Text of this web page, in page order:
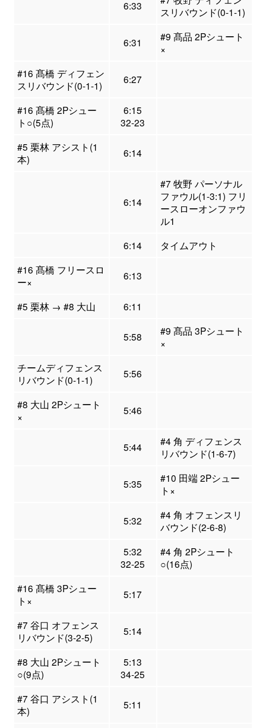
6:33
スリバウンド(0-1-1)
6:31
#9 髙品 2Pシュート
×
#16 髙橋 ディフェン
スリバウンド(0-1-1)
6:27
#16 髙橋 2Pシュー
ト○(5点)
6:15
32-23
#5 栗林 アシスト(1
本)
6:14
6:14
#7 牧野 パーソナル
ファウル(1-3:1) フリ
ースローオンファウ
ル1
6:14
タイムアウト
#16 髙橋 フリースロ
ー×
6:13
#5 栗林 → #8 大山 6:11
5:58
#9 髙品 3Pシュート
×
チームディフェンス
リバウンド(0-1-1)
5:56
#8 大山 2Pシュート
×
5:46
5:44
#4 角 ディフェンス
リバウンド(1-6-7)
5:35
#10 田端 2Pシュー
ト×
5:32
#4 角 オフェンスリ
バウンド(2-6-8)
5:32
32-25
#4 角 2Pシュート
○(16点)
#16 髙橋 3Pシュー
ト×
5:17
#7 谷口 オフェンス
リバウンド(3-2-5)
5:14
#8 大山 2Pシュート
○(9点)
5:13
34-25
#7 谷口 アシスト(1
本)
5:11